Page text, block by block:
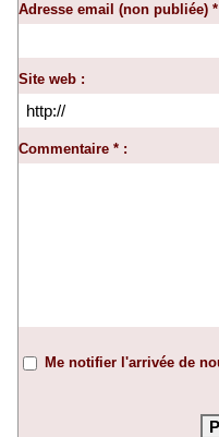
Adresse email (non publiée)
Site web :
Commentaire * :
Me notifier l'arrivée de